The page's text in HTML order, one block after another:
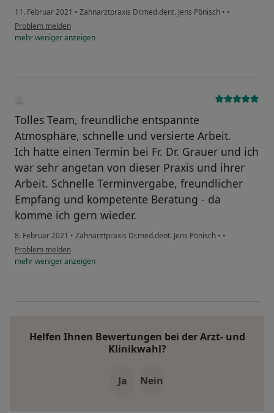
11. Februar 2021 • Zahnarztpraxis Dr.med.dent. Jens Pönisch • •
Problem melden
mehrwenigeranzeigen
Tolles Team, freundliche entspannte
Atmosphäre, schnelle und versierte Arbeit.
Ich hatte einen Termin bei Fr. Dr. Grauer und ich
war sehr angetan von dieser Praxis und ihrer
Arbeit. Schnelle Terminvergabe, freundlicher
Empfang und kompetente Beratung - da
komme ich gern wieder.
8. Februar 2021 • Zahnarztpraxis Dr.med.dent. Jens Pönisch • •
Problem melden
mehrwenigeranzeigen
Helfen Ihnen Bewertungen bei der Arzt- und
Klinikwahl?
Ja Nein